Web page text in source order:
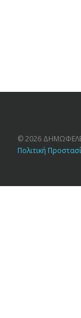
© 2026
Πολιτική